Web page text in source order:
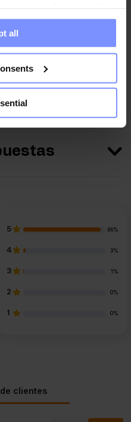
to them or that they have
Do you agree?
all
5 96%
4 3%
3 1%
2 0%
1 0%
clientes